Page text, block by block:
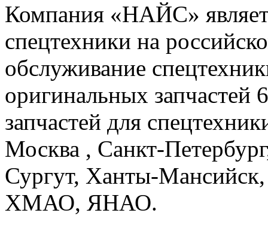
Компания «НАЙС»
спецтехники на
обслуживание
оригинальных
запчастей для
Москва , Санкт-
Сургут, Ханты-
ХМАО, ЯНАО.